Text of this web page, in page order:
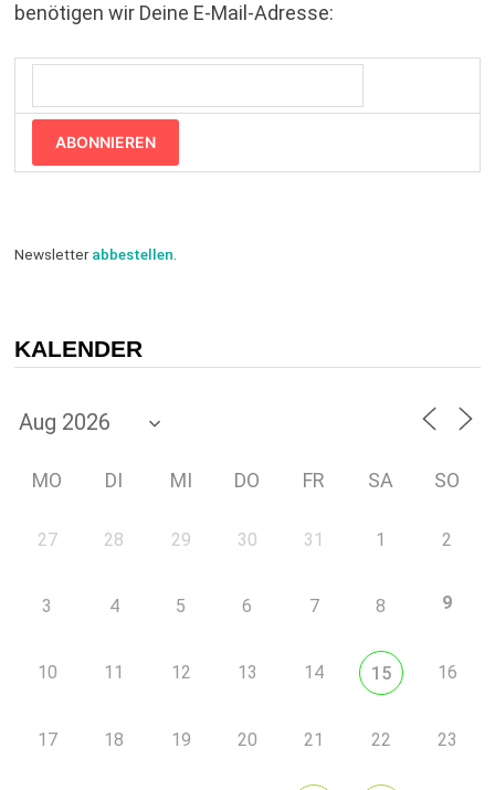
benötigen wir Deine E-Mail-Adresse:
ABONNIEREN
Newsletterabbestellen.
KALENDER
MO DI MI DO FR SA SO
27 28 29 30 31 1 2
3 4 5 6 7 8 9
10 11 12 13 14 15 16
17 18 19 20 21 22 23